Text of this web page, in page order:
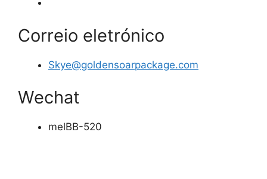
Correio eletrónico
Skye@goldensoarpackage.com
Wechat
melBB-520